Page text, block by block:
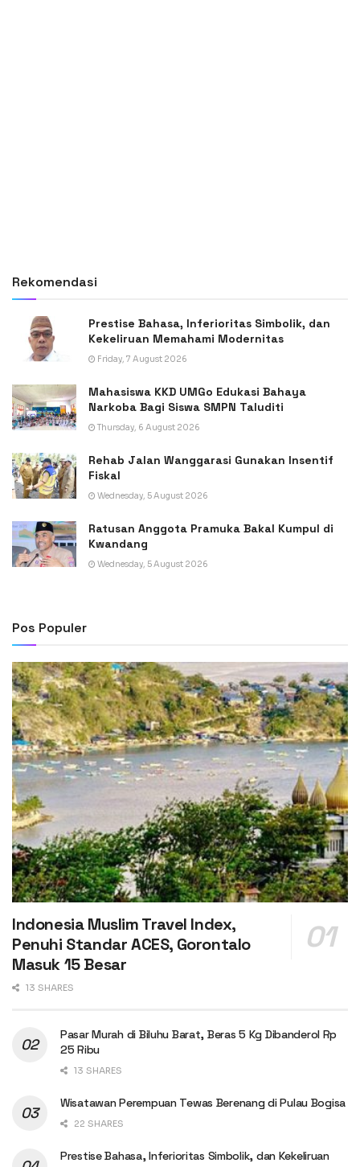
Rekomendasi
Prestise Bahasa, Inferioritas Simbolik, dan
Kekeliruan Memahami Modernitas
Friday, 7 August 2026
Mahasiswa KKD UMGo Edukasi Bahaya
Narkoba Bagi Siswa SMPN Taluditi
Thursday, 6 August 2026
Rehab Jalan Wanggarasi Gunakan Insentif
Fiskal
Wednesday, 5 August 2026
Ratusan Anggota Pramuka Bakal Kumpul di
Kwandang
Wednesday, 5 August 2026
Pos Populer
Indonesia Muslim Travel Index,
Penuhi Standar ACES, Gorontalo
Masuk 15 Besar
13 SHARES
Pasar Murah di Biluhu Barat, Beras 5 Kg Dibanderol Rp
25 Ribu
13 SHARES
Wisatawan Perempuan Tewas Berenang di Pulau Bogisa
22 SHARES
Prestise Bahasa, Inferioritas Simbolik, dan Kekeliruan